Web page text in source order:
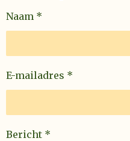
Naam *
E-mailadres *
Bericht *